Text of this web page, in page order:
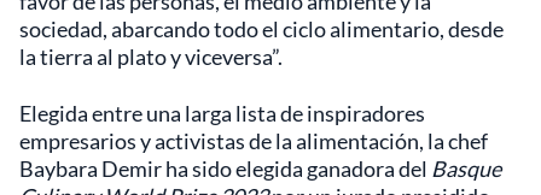
sociedad, abarcando todo el ciclo alimentario, desde
la tierra al plato y viceversa”.
Elegida entre una larga lista de inspiradores
empresarios y activistas de la alimentación, la chef
Baybara Demir ha sido elegida ganadora del Basque